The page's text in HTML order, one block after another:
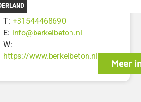
T: +31544468690
E: info@berkelbeton.nl
W:
https://www.berkelbeton.nl
Meer